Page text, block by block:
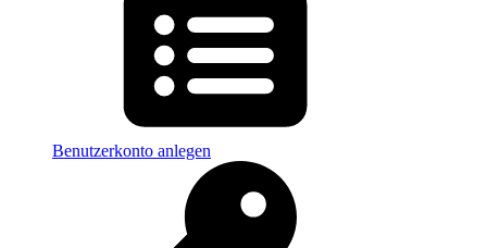
Benutzerkonto anlegen